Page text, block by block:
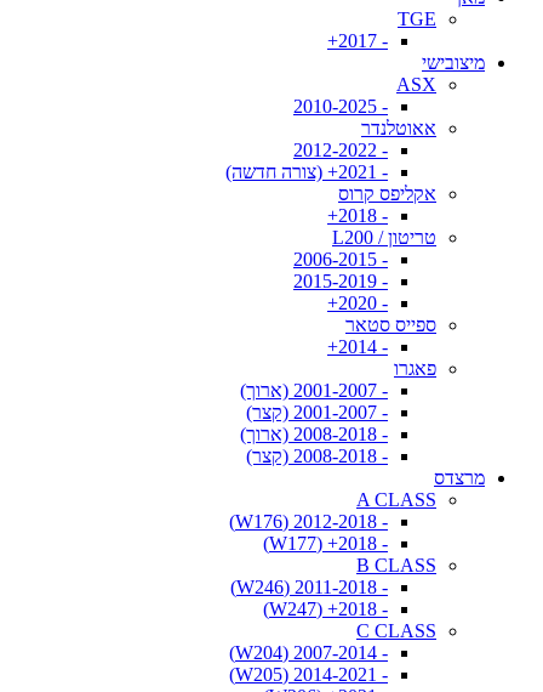
TGE
- 2017+
מיצובישי
ASX
- 2010-2025
אאוטלנדר
- 2012-2022
- 2021+ (צורה חדשה)
אקליפס קרוס
- 2018+
טריטון / L200
- 2006-2015
- 2015-2019
- 2020+
ספייס סטאר
- 2014+
פאגרו
- 2001-2007 (ארוך)
- 2001-2007 (קצר)
- 2008-2018 (ארוך)
- 2008-2018 (קצר)
מרצדס
A CLASS
- 2012-2018 (W176)
- 2018+ (W177)
B CLASS
- 2011-2018 (W246)
- 2018+ (W247)
C CLASS
- 2007-2014 (W204)
- 2014-2021 (W205)